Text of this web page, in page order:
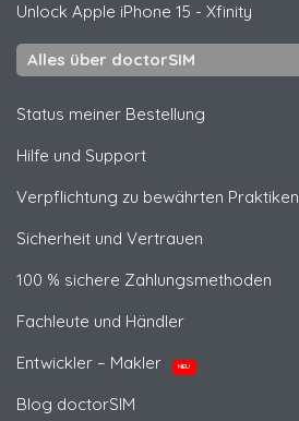
Unlock Apple iPhone 15 - Xfinity
Alles über doctorSIM
Status meiner Bestellung
Hilfe und Support
Verpflichtung zu bewährten Praktiken
Sicherheit und Vertrauen
100 % sichere Zahlungsmethoden
Fachleute und Händler
Entwickler – Makler
NEU
Blog doctorSIM